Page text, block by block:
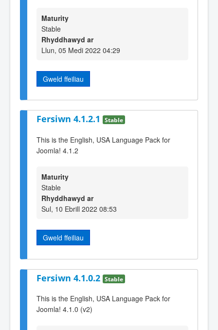
Maturity
Stable
Rhyddhawyd ar
Llun, 05 Medi 2022 04:29
Gweld ffeiliau
Fersiwn 4.1.2.1 Stable
This is the English, USA Language Pack for
Joomla! 4.1.2
Maturity
Stable
Rhyddhawyd ar
Sul, 10 Ebrill 2022 08:53
Gweld ffeiliau
Fersiwn 4.1.0.2 Stable
This is the English, USA Language Pack for
Joomla! 4.1.0 (v2)